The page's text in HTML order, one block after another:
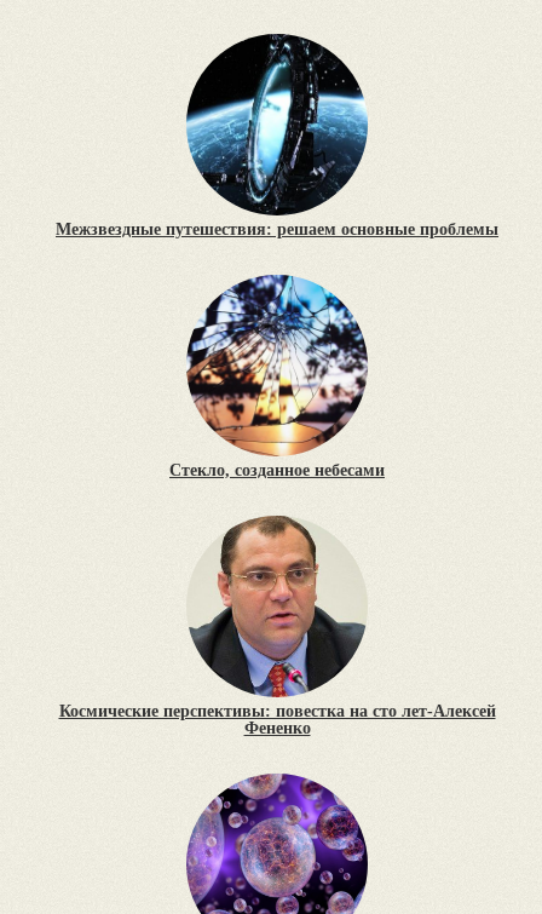
Межзвездные путешествия: решаем основные проблемы
Стекло, созданное небесами
Космические перспективы: повестка на сто лет-Алексей
Фененко